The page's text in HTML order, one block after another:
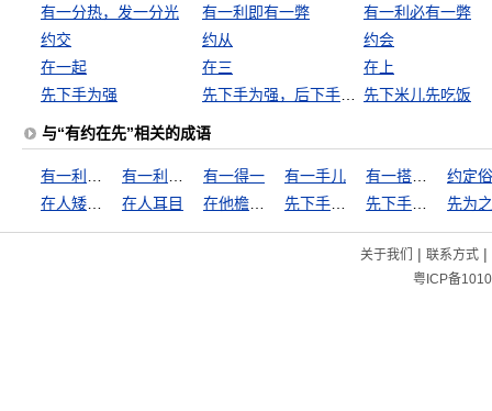
有一分热，发一分光 有一利即有一弊
有一利必有一弊
约交
约从
约会
在一起
在三
在上
先下手为强
先下米儿先吃饭
与“有约在先”相关的成语
有一得一 有一手儿
约定
在人耳目 先为
关于我们 | 联系方式|
粤ICP备